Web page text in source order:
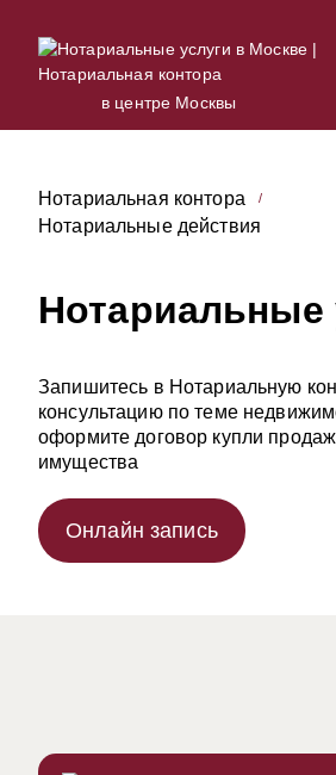
в центре Москвы
Нотариальная контора
Нотариальные действия
Нотариальные
Запишитесь в Нотариальную
консультацию по теме
оформите договор купли
имущества
Онлайн запись